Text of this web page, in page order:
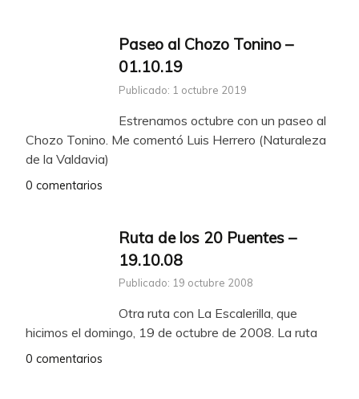
Paseo al Chozo Tonino –
01.10.19
Publicado: 1 octubre 2019
Estrenamos octubre con un paseo al
Chozo Tonino. Me comentó Luis Herrero (Naturaleza
de la Valdavia)
0 comentarios
Ruta de los 20 Puentes –
19.10.08
Publicado: 19 octubre 2008
Otra ruta con La Escalerilla, que
hicimos el domingo, 19 de octubre de 2008. La ruta
0 comentarios